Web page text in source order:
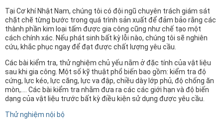
Tại Cơ khí Nhật Nam, chúng tôi có đội ngũ chuyên trách giám sát
chặt chẽ từng bước trong quá trình sản xuất để đảm bảo rằng các
thành phần kim loại tấm được gia công cũng như chế tạo một
cách chính xác. Nếu phát sinh bất kỳ lỗi nào, chúng tôi sẽ nghiên
cứu, khắc phục ngay để đạt được chất lượng yêu cầu.
Các bài kiểm tra, thử nghiệm chủ yếu nằm ở đặc tính của vật liệu
sau khi gia công. Một số kỹ thuật phổ biến bao gồm: kiểm tra độ
cứng, lực kéo, lực căng, lực va đập, chiều dày lớp phủ, độ chống ăn
mòn,…. Các bài kiểm tra nhằm đưa ra các các giới hạn và độ biến
dạng của vật liệu trước bất kỳ điều kiện sử dụng được yêu cầu.
Thử nghiệm nội bộ